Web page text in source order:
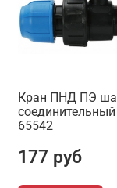
Кран ПНД ПЭ
65542
177 руб